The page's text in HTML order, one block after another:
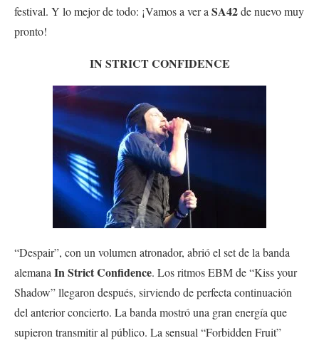
festival. Y lo mejor de todo: ¡Vamos a ver a SA42de nuevo muy
pronto!
IN STRICT CONFIDENCE
“Despair”, con un volumen atronador, abrió el set de la banda
alemana In Strict Confidence. Los ritmos EBM de “Kiss your
Shadow” llegaron después, sirviendo de perfecta continuación
del anterior concierto. La banda mostró una gran energía que
supieron transmitir al público. La sensual “Forbidden Fruit”